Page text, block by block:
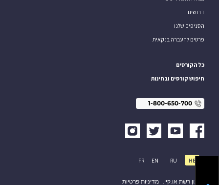
דרושים
הסניפים שלנו
פרטים להעברה בנקאית
כל הקורסים
חיפוש קורסים ובחינות
1-800-650-700
תקנון רשת או.קיי. מדיניות פרטיות
HE
RU
EN
FR